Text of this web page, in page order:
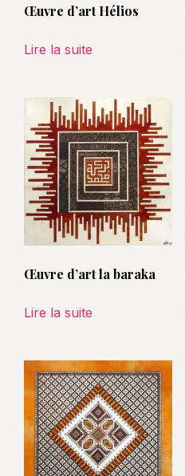
Œuvre d’art Hélios
Lire la suite
Œuvre d’art la baraka
Lire la suite